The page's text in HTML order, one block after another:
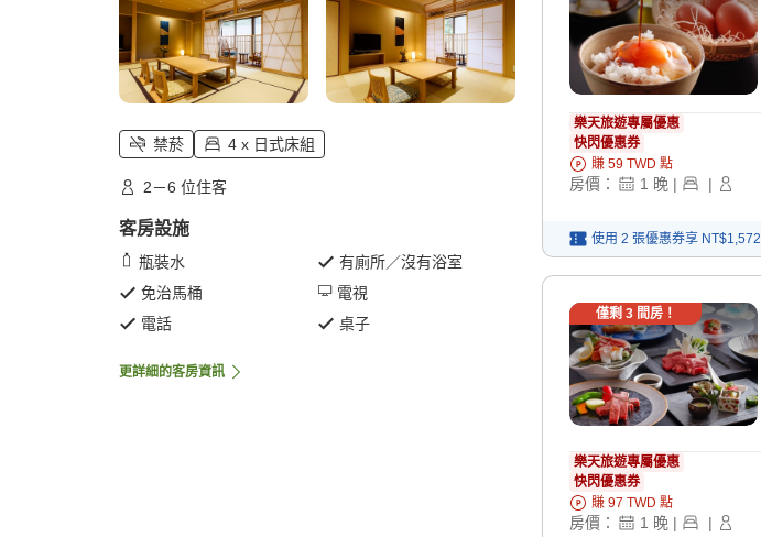
禁菸 4 x 日式床組
2－6 位住客
客房設施
瓶裝水
有廁所／沒有浴室
免治馬桶
電視
電話
桌子
更詳細的客房資訊
樂天旅遊專屬優惠
快閃優惠券
賺 59 TWD 點
房價： 1 晚 | |
使用 2 張優惠券享 NT$1,572
僅剩 3間房！
樂天旅遊專屬優惠
快閃優惠券
賺 97 TWD 點
房價： 1 晚 | |